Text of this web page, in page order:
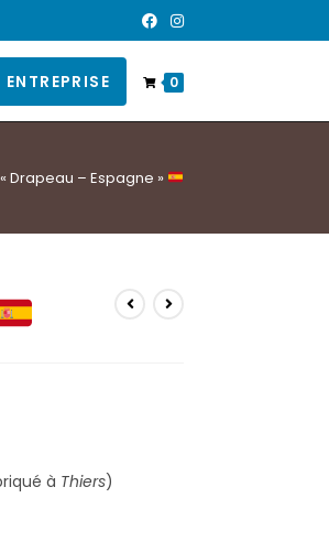
ENTREPRISE 0
Drapeau – Espagne »
à Thiers)